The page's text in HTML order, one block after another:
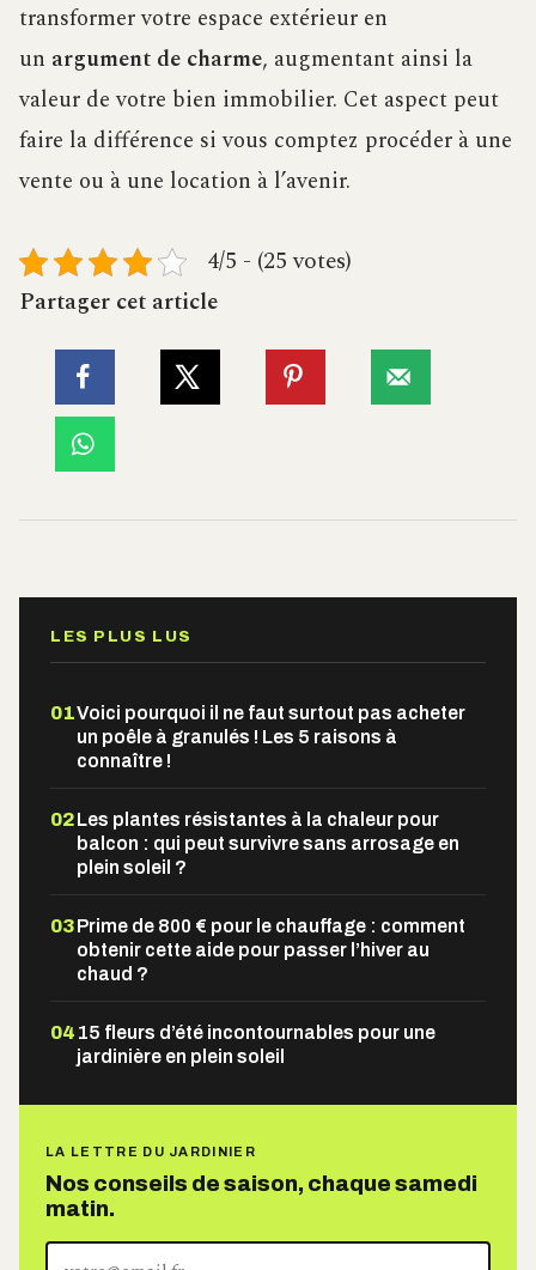
transformer votre espace extérieur en
un argument de charme, augmentant ainsi la
valeur de votre bien immobilier. Cet aspect peut
faire la différence si vous comptez procéder à une
vente ou à une location à l’avenir.
4/5 - (25 votes)
Partager cet article
LES PLUS LUS
01Voici pourquoi il ne faut surtout pas acheter
un poêle à granulés ! Les 5 raisons à
connaître !
02Les plantes résistantes à la chaleur pour
balcon : qui peut survivre sans arrosage en
plein soleil ?
03Prime de 800 € pour le chauffage : comment
obtenir cette aide pour passer l’hiver au
chaud ?
04 15 fleurs d’été incontournables pour une
jardinière en plein soleil
LA LETTRE DU JARDINIER
Nos conseils de saison, chaque samedi
matin.